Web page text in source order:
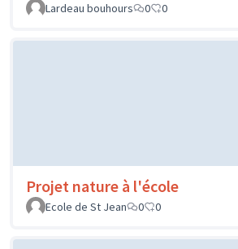
Lardeau bouhours
0 0
Projet nature à l'école
Ecole de St Jean
0 0